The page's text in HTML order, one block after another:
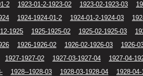
2 1923-01-2-1923-02 1923-02-1923-03
1924-1924-01-2 1924-01-2-1924-03
1925 1925-1925-02 1925-02-1925-03
1926-1926-02 1926-02-1926-03 1926-
1927-1927-02 1927-03-1927-04 1927-04-
1928--1928-03 1928-03-1928-04 1928-